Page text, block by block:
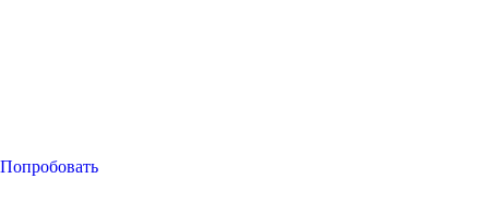
Попробовать